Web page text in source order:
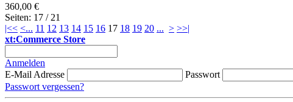
360,00 €
Seiten: 17 / 21
|<< <... 11 12 13 14 15 16 17 18 19 20 ... > >>|
xt:Commerce Store
Anmelden
E-Mail Adresse
Passwort
Passwort vergessen?